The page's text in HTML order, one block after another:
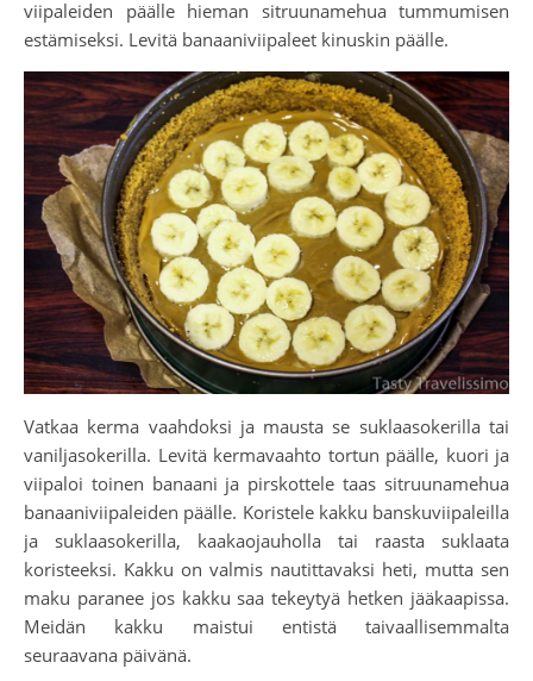
viipaleiden päälle hieman sitruunamehua tummumisen
estämiseksi. Levitä banaaniviipaleet kinuskin päälle.
Vatkaa kerma vaahdoksi ja mausta se suklaasokerilla tai
vaniljasokerilla. Levitä kermavaahto tortun päälle, kuori ja
viipaloi toinen banaani ja pirskottele taas sitruunamehua
banaaniviipaleiden päälle. Koristele kakku banskuviipaleilla
ja suklaasokerilla, kaakaojauholla tai raasta suklaata
koristeeksi. Kakku on valmis nautittavaksi heti, mutta sen
maku paranee jos kakku saa tekeytyä hetken jääkaapissa.
Meidän kakku maistui entistä taivaallisemmalta
seuraavana päivänä.